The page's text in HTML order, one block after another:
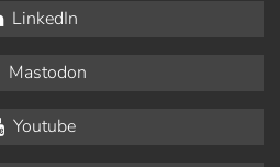
LinkedIn
Mastodon
Youtube